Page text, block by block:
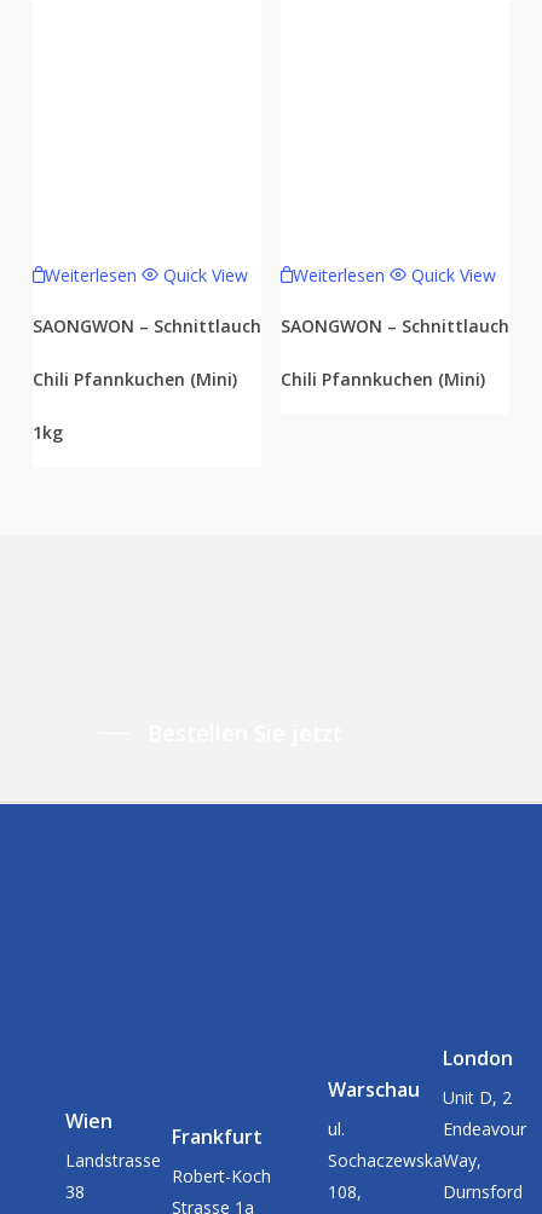
Weiterlesen Quick View
SAONGWON – Schnittlauch
Chili Pfannkuchen (Mini)
1kg
Weiterlesen Quick View
SAONGWON – Schnittlauch
Chili Pfannkuchen (Mini)
Wien
Landstrasse
38
Frankfurt
Robert-Koch
Strasse 1a
Warschau
ul.
Sochaczewska
108,
London
Unit D, 2
Endeavour
Way,
Durnsford